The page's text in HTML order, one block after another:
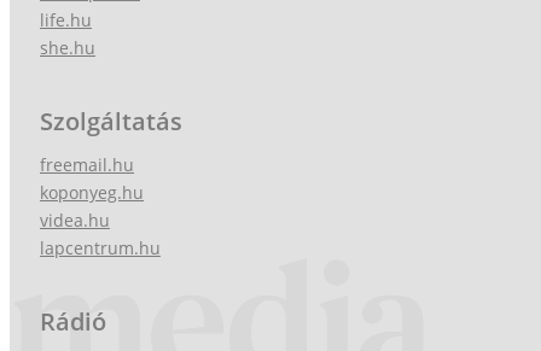
life.hu
she.hu
Szolgáltatás
freemail.hu
koponyeg.hu
videa.hu
lapcentrum.hu
Rádió